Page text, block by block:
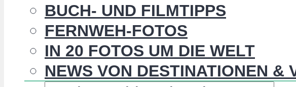
BUCH- UND FILMTIPPS
FERNWEH-FOTOS
IN 20 FOTOS UM DIE WELT
NEWS VON DESTINATIONEN &